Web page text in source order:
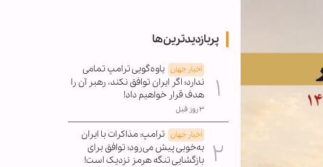
پربازدیدترین‌ها
اخبار جهان یاوه‌گویی ترامپ تمامی
ندارد؛ اگر ایران توافق نکند، رهبر آن را
هدف قرار خواهیم داد!
۳ روز قبل
اخبار جهان ترامپ: مذاکرات با ایران
به‌خوبی پیش می‌رود؛ توافق برای
بازگشایی تنگه هرمز نزدیک است!